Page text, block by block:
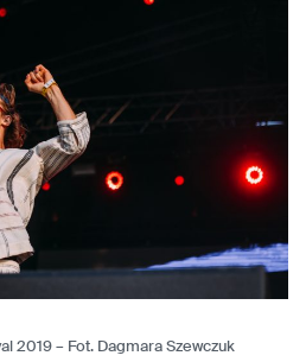
2019 – Fot. Dagmara Szewczuk